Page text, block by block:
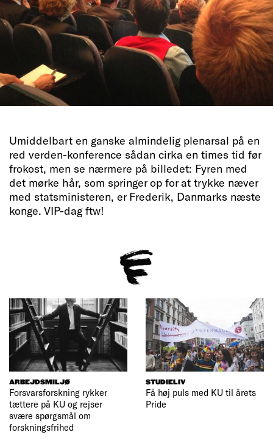
Umiddelbart en ganske almindelig plenarsal på en
red verden-konference sådan cirka en times tid før
frokost, men se nærmere på billedet: Fyren med
det mørke hår, som springer op for at trykke næver
med statsministeren, er Frederik, Danmarks næste
konge. VIP-dag ftw!
ARBEJDSMILJØ
Forsvarsforskning rykker
tættere på KU og rejser
svære spørgsmål om
forskningsfrihed
STUDIELIV
Få høj puls med KU til årets
Pride